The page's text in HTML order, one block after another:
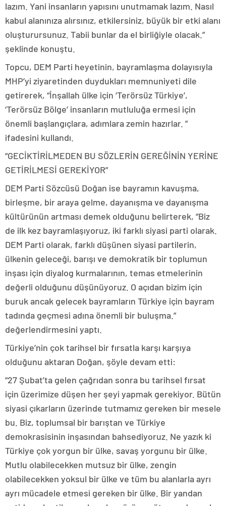
lazım. Yani insanların yapısını unutmamak lazım. Nasıl
kabul alanınıza alırsınız, etkilersiniz, büyük bir etki alanı
oluşturursunuz. Tabii bunlar da el birliğiyle olacak.”
şeklinde konuştu.
Topcu, DEM Parti heyetinin, bayramlaşma dolayısıyla
MHP’yi ziyaretinden duydukları memnuniyeti dile
getirerek, “İnşallah ülke için ‘Terörsüz Türkiye’,
‘Terörsüz Bölge’ insanların mutluluğa ermesi için
önemli başlangıçlara, adımlara zemin hazırlar. ”
ifadesini kullandı.
“GECİKTİRİLMEDEN BU SÖZLERİN GEREĞİNİN YERİNE
GETİRİLMESİ GEREKİYOR”
DEM Parti Sözcüsü Doğan ise bayramın kavuşma,
birleşme, bir araya gelme, dayanışma ve dayanışma
kültürünün artması demek olduğunu belirterek, “Biz
de ilk kez bayramlaşıyoruz, iki farklı siyasi parti olarak.
DEM Parti olarak, farklı düşünen siyasi partilerin,
ülkenin geleceği, barışı ve demokratik bir toplumun
inşası için diyalog kurmalarının, temas etmelerinin
değerli olduğunu düşünüyoruz. O açıdan bizim için
buruk ancak gelecek bayramların Türkiye için bayram
tadında geçmesi adına önemli bir buluşma.”
değerlendirmesini yaptı.
Türkiye’nin çok tarihsel bir fırsatla karşı karşıya
olduğunu aktaran Doğan, şöyle devam etti:
“27 Şubat’ta gelen çağrıdan sonra bu tarihsel fırsat
için üzerimize düşen her şeyi yapmak gerekiyor. Bütün
siyasi çıkarların üzerinde tutmamız gereken bir mesele
bu. Biz, toplumsal bir barıştan ve Türkiye
demokrasisinin inşasından bahsediyoruz. Ne yazık ki
Türkiye çok yorgun bir ülke, savaş yorgunu bir ülke.
Mutlu olabilecekken mutsuz bir ülke, zengin
olabilecekken yoksul bir ülke ve tüm bu alanlarla ayrı
ayrı mücadele etmesi gereken bir ülke. Bir yandan